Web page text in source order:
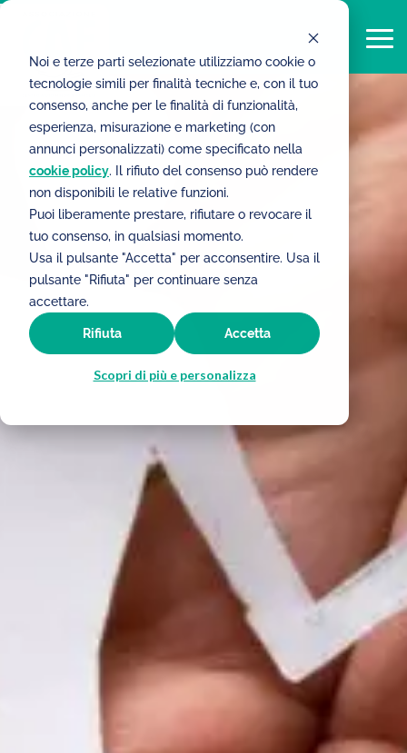
Noi e terze parti selezionate utilizziamo cookie o
tecnologie simili per finalità tecniche e, con il tuo
consenso, anche per le finalità di funzionalità,
esperienza, misurazione e marketing (con
annunci personalizzati) come specificato nella
cookie policy. Il rifiuto del consenso può rendere
non disponibili le relative funzioni.
Puoi liberamente prestare, rifiutare o revocare il
tuo consenso, in qualsiasi momento.
Usa il pulsante "Accetta" per acconsentire. Usa il
pulsante "Rifiuta" per continuare senza
accettare.
Scopri di più e personalizza
Accetta
Rifiuta